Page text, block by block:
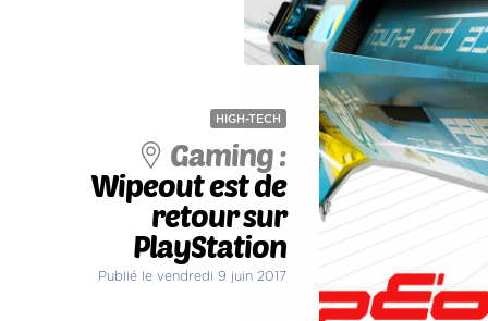
HIGH-TECH
Gaming :
Wipeout est de
retour sur
PlayStation
Publié le vendredi 9 juin 2017